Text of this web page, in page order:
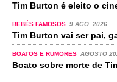
Tim Burton é eleito o
BEBÉS FAMOSOS 9 AGO. 2026
Tim Burton vai ser pai,
BOATOS E RUMORES AGOSTO
Boato sobre morte de